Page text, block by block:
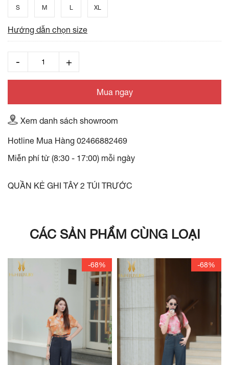
S M L XL
Hướng dẫn chọn size
Mua ngay
Xem danh sách showroom
Hotline Mua Hàng 02466882469
Miễn phí từ (8:30 - 17:00) mỗi ngày
QUẦN KẺ GHI TÂY 2 TÚI TRƯỚC
CÁC SẢN PHẨM CÙNG LOẠI
-68% -68%